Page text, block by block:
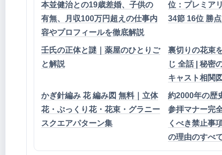
本並健治との19歳差婚、子供の
有無、月収100万円超えの仕事内
容やプロフィールを徹底解説
位：プレミア
34節 16位 勝
壬氏の正体と謎｜薬屋のひとりご
と解説
裏切りの花束
じ 全話 | 秘密
キャスト相関
かぎ針編み 花 編み図 無料｜立体
花・ぷっくり花・花束・グラニー
スクエアパターン集
約2000年の歴
参拝マナー完
くべき禁止事
の理由のすべ